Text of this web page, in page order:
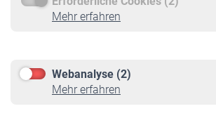
Mehr erfahren
Webanalyse (2)
Mehr erfahren
Service
Informationen
Online-Rechner
VBLnewsletter